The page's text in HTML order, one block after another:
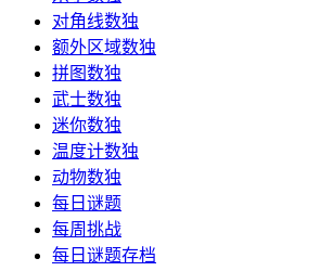
对角线数独
额外区域数独
拼图数独
武士数独
迷你数独
温度计数独
动物数独
每日谜题
每周挑战
每日谜题存档